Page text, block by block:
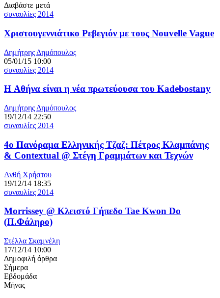
Διαβάστε μετά
συναυλίες 2014
Χριστουγεννιάτικο Ρεβεγιόν με τους Nouvelle Vague
Δημήτρης Δημόπουλος
05/01/15 10:00
συναυλίες 2014
H Αθήνα είναι η νέα πρωτεύουσα του Kadebostany
Δημήτρης Δημόπουλος
19/12/14 22:50
συναυλίες 2014
4ο Πανόραμα Ελληνικής Τζαζ: Πέτρος Κλαμπάνης
& Contextual @ Στέγη Γραμμάτων και Τεχνών
Ανθή Χρήστου
19/12/14 18:35
συναυλίες 2014
Morrissey @ Κλειστό Γήπεδο Tae Kwon Do
(Π.Φάληρο)
Στέλλα Σκαμνέλη
17/12/14 10:00
Δημοφιλή άρθρα
Σήμερα
Εβδομάδα
Μήνας